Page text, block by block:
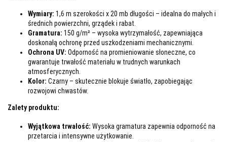
Wymiary: 1,6 m szerokości x 20 mb długości – idealna do małych i
średnich powierzchni, grządek i rabat.
Gramatura: 150 g/m² – wysoka wytrzymałość, zapewniająca
doskonałą ochronę przed uszkodzeniami mechanicznymi.
Ochrona UV: Odporność na promieniowanie słoneczne, co
gwarantuje trwałość materiału w trudnych warunkach
atmosferycznych.
Kolor: Czarny – skutecznie blokuje światło, zapobiegając
rozwojowi chwastów.
Zalety produktu:
Wyjątkowa trwałość: Wysoka gramatura zapewnia odporność na
przetarcia i intensywne użytkowanie.